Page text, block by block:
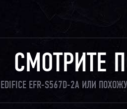
СМОТРИТЕ
EDIFICE EFR-S567D-2A ИЛИ